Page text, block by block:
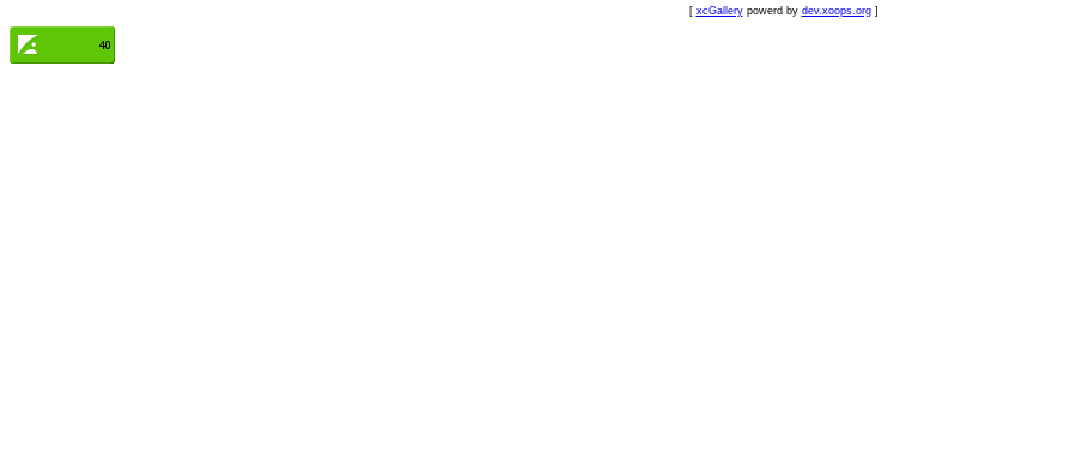
[ xcGallerypowerd by dev.xoops.org]